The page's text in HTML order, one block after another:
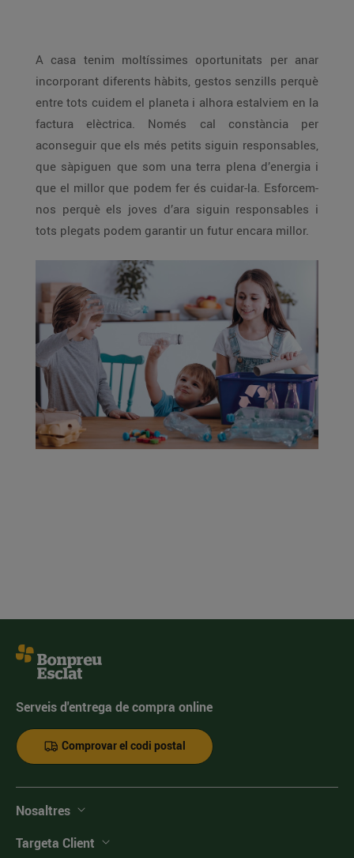
A casa tenim moltíssimes oportunitats per anar
incorporant diferents hàbits, gestos senzills perquè
entre tots cuidem el planeta i alhora estalviem en la
factura elèctrica. Només cal constància per
aconseguir que els més petits siguin responsables,
que sàpiguen que som una terra plena d’energia i
que el millor que podem fer és cuidar-la. Esforcem-
nos perquè els joves d’ara siguin responsables i
tots plegats podem garantir un futur encara millor.
Serveis d'entrega de compra online
Comprovar el codi postal
Nosaltres
Targeta Client